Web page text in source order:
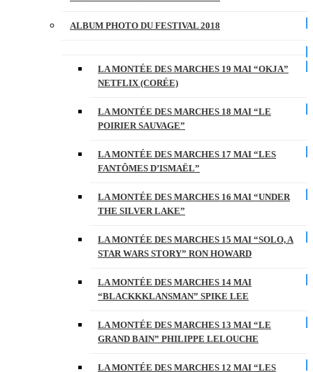
ALBUM PHOTO DU FESTIVAL 2018
LA MONTÉE DES MARCHES 19 MAI “OKJA”
NETFLIX (CORÉE)
LA MONTÉE DES MARCHES 18 MAI “LE
POIRIER SAUVAGE”
LA MONTÉE DES MARCHES 17 MAI “LES
FANTÔMES D’ISMAËL”
LA MONTÉE DES MARCHES 16 MAI “UNDER
THE SILVER LAKE”
LA MONTÉE DES MARCHES 15 MAI “SOLO, A
STAR WARS STORY” RON HOWARD
LA MONTÉE DES MARCHES 14 MAI
“BLACKKKLANSMAN” SPIKE LEE
LA MONTÉE DES MARCHES 13 MAI “LE
GRAND BAIN” PHILIPPE LELOUCHE
LA MONTÉE DES MARCHES 12 MAI “LES